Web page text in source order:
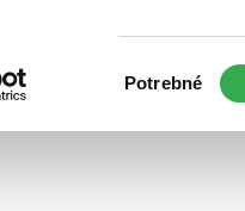
súhlasu
Potrebné